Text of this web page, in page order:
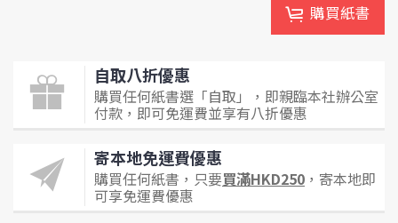
購買紙書
自取八折優惠
購買任何紙書選「自取」，即親臨本社辦公室
付款，即可免運費並享有八折優惠
寄本地免運費優惠
購買任何紙書，只要買滿HKD250 ，寄本地即
可享免運費優惠